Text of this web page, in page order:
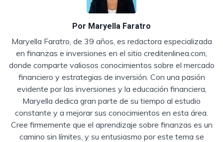
Por Maryella Faratro
Maryella Faratro, de 39 años, es redactora especializada
en finanzas e inversiones en el sitio creditenlinea.com,
donde comparte valiosos conocimientos sobre el mercado
financiero y estrategias de inversión. Con una pasión
evidente por las inversiones y la educación financiera,
Maryella dedica gran parte de su tiempo al estudio
constante y a mejorar sus conocimientos en esta área.
Cree firmemente que el aprendizaje sobre finanzas es un
camino sin límites, y su entusiasmo por este tema se